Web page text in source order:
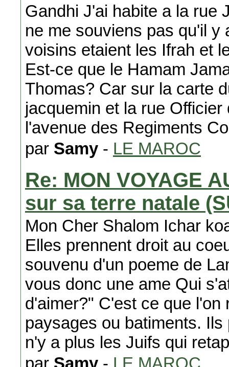
Gandhi J'ai habite a la rue
ne me souviens pas qu'il y
voisins etaient les Ifrah et
Est-ce que le Hamam
Thomas? Car sur la carte
jacquemin et la rue
l'avenue des Regiments
par Samy - LE MAROC
Re: MON VOYAGE
sur sa terre natale
Mon Cher Shalom Ichar
Elles prennent droit au
souvenu d'un poeme de
vous donc une ame Qui
d'aimer?" C'est ce que
paysages ou batiments.
n'y a plus les Juifs qui
par Samy - LE MAROC